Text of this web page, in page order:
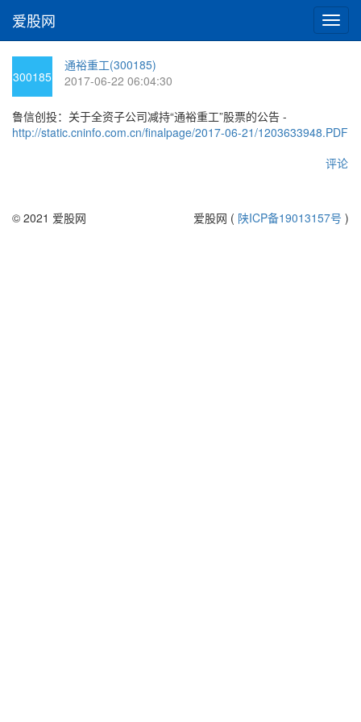
切
换
爱股网
300185
通裕重工(300185)
2017-06-22 06:04:30
鲁信创投：关于全资子公司减持“通裕重工”股票的公告 -
http://static.cninfo.com.cn/finalpage/2017-06-21/1203633948.PDF
评论
© 2021 爱股网 爱股网 ( 陕ICP备19013157号 )